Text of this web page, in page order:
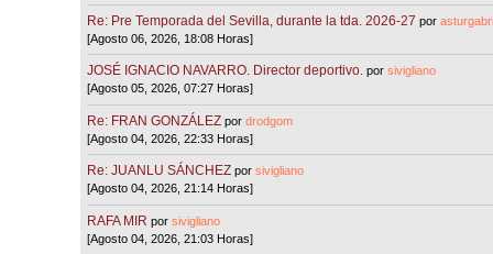
Re: Pre Temporada del Sevilla, durante la tda. 2026-27 por
[Agosto 06, 2026, 18:08 Horas]
JOSÉ IGNACIO NAVARRO. Director deportivo. porsivigliano
[Agosto 05, 2026, 07:27 Horas]
Re: FRAN GONZÁLEZ pordrodgom
[Agosto 04, 2026, 22:33 Horas]
Re: JUANLU SÁNCHEZ porsivigliano
[Agosto 04, 2026, 21:14 Horas]
RAFA MIR porsivigliano
[Agosto 04, 2026, 21:03 Horas]